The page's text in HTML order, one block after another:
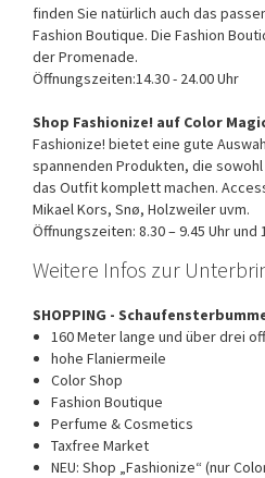
finden Sie natürlich auch das
Fashion Boutique. Die Fashion
der Promenade.
Öffnungszeiten:14.30 - 24.00 Uhr
Shop Fashionize! auf Color
Fashionize! bietet eine gute
spannenden Produkten, die sowohl
das Outfit komplett machen.
Mikael Kors, Snø, Holzweiler uvm.
Öffnungszeiten: 8.30 – 9.45 Uhr und
Weitere Infos zur
SHOPPING -
160 Meter lange und über drei
hohe Flaniermeile
Color Shop
Fashion Boutique
Perfume & Cosmetics
Taxfree Market
NEU: Shop „Fashionize“ (nur